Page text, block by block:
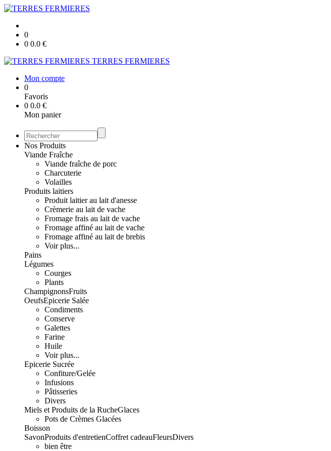
0
0 0.0 €
TERRES FERMIERES
Mon compte
0
Favoris
0 0.0 €
Mon panier
Nos Produits
Viande Fraîche
Viande fraîche de porc
Charcuterie
Volailles
Produits laitiers
Produit laitier au lait d'anesse
Crèmerie au lait de vache
Fromage frais au lait de vache
Fromage affiné au lait de vache
Fromage affiné au lait de brebis
Voir plus...
Pains
Légumes
Courges
Plants
ChampignonsFruits
OeufsEpicerie Salée
Condiments
Conserve
Galettes
Farine
Huile
Voir plus...
Epicerie Sucrée
Confiture/Gelée
Infusions
Pâtisseries
Divers
Miels et Produits de la RucheGlaces
Pots de Crèmes Glacées
Boisson
SavonProduits d'entretienCoffret cadeauFleursDivers
bien être